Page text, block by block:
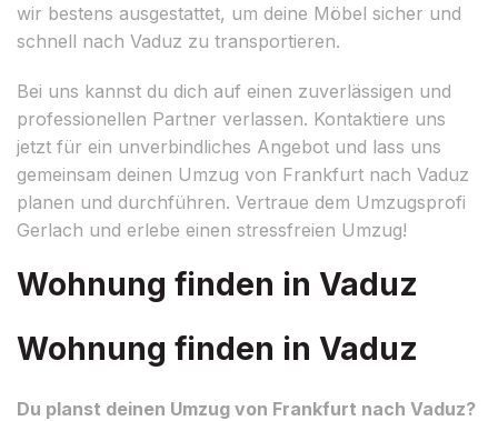
wir bestens ausgestattet, um deine Möbel sicher und
schnell nach Vaduz zu transportieren.
Bei uns kannst du dich auf einen zuverlässigen und
professionellen Partner verlassen. Kontaktiere uns
jetzt für ein unverbindliches Angebot und lass uns
gemeinsam deinen Umzug von Frankfurt nach Vaduz
planen und durchführen. Vertraue dem Umzugsprofi
Gerlach und erlebe einen stressfreien Umzug!
Wohnung finden in Vaduz
Wohnung finden in Vaduz
Du planst deinen Umzug von Frankfurt nach Vaduz?